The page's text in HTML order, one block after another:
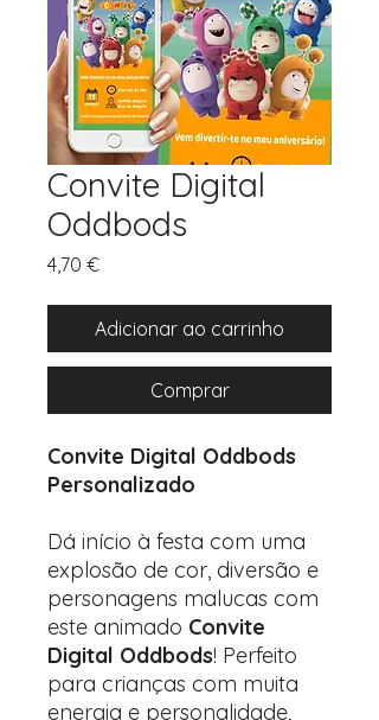
Convite Digital
Oddbods
4,70 €Preço
Adicionar ao carrinho
Comprar
Convite Digital Oddbods
Personalizado
Dá início à festa com uma
explosão de cor, diversão e
personagens malucas com
este animado Convite
Digital Oddbods! Perfeito
para crianças com muita
energia e personalidade,